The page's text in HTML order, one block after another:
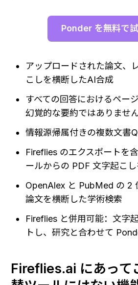
Ponder を無料で
アップロードされた論文、
こしを横断したAI合成
すべての回答におけるペー
幻覚的な要約ではありませ
情報源帰属付きの複数文書
Fireflies のエクスポートを
ールからの PDF 文字起こ
OpenAlex と PubMed の 2
論文を横断した学術検索
Fireflies と併用可能：文字
トし、研究と合わせて
Fireflies.ai にあって